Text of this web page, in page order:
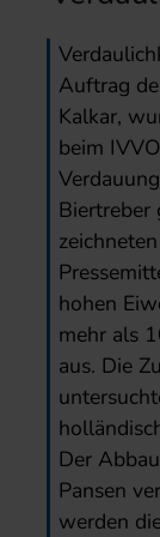
Auftrag
Kalkar,
beim
Biertreber
hohen
mehr als
aus. Die
Der
Pansen
werden